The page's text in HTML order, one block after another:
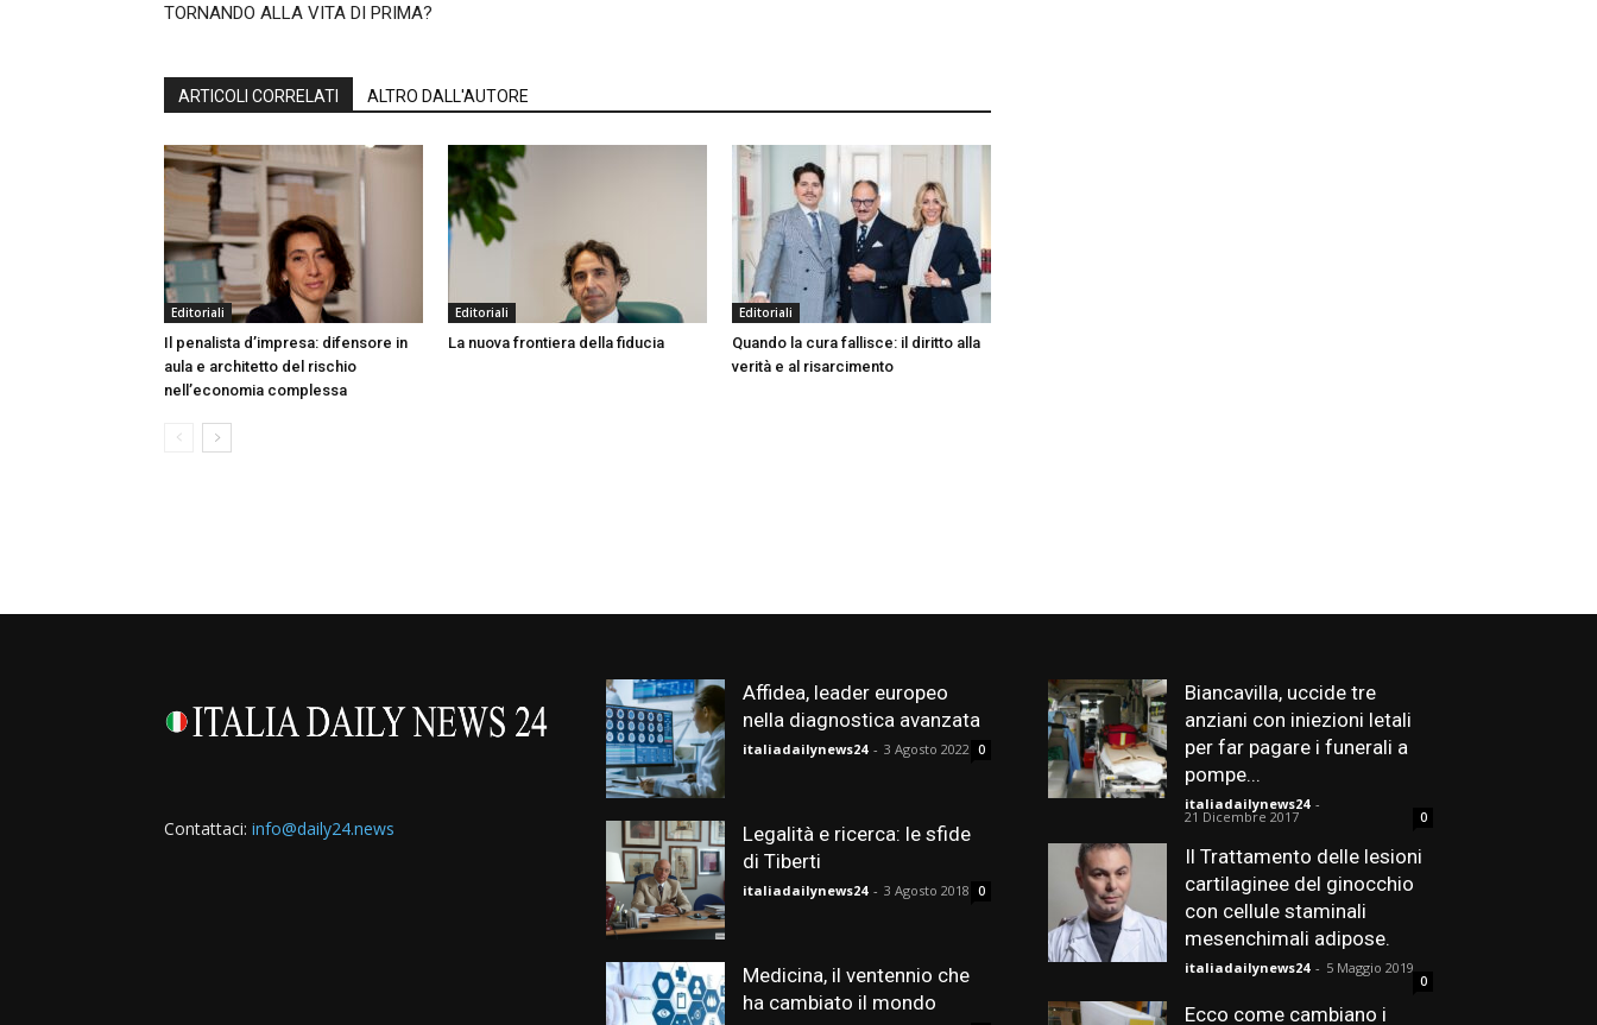
TORNANDO ALLA VITA DI PRIMA?
ARTICOLI CORRELATI ALTRO DALL'AUTORE
Editoriali
Il penalista d’impresa: difensore in
aula e architetto del rischio
nell’economia complessa
Editoriali
La nuova frontiera della fiducia
Editoriali
Quando la cura fallisce: il diritto alla
verità e al risarcimento
Contattaci: info@daily24.news
Affidea, leader europeo
nella diagnostica avanzata
italiadailynews24 - 3 Agosto 2022 0
Legalità e ricerca: le sfide
di Tiberti
italiadailynews24 - 3 Agosto 2018 0
Medicina, il ventennio che
ha cambiato il mondo
Biancavilla, uccide tre
anziani con iniezioni letali
per far pagare i funerali a
pompe...
italiadailynews24 -
21 Dicembre 2017 0
Il Trattamento delle lesioni
cartilaginee del ginocchio
con cellule staminali
mesenchimali adipose.
italiadailynews24 - 5 Maggio 2019
0
Ecco come cambiano i